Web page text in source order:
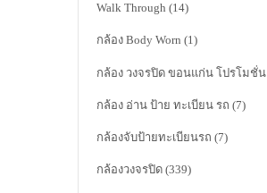
Walk Through (14)
กล้อง Body Worn (1)
กล้อง วงจรปิด ขอนแก่น โปรโมชั่น
กล้อง อ่าน ป้าย ทะเบียน รถ (7)
กล้องจับป้ายทะเบียนรถ (7)
กล้องวงจรปิด (339)